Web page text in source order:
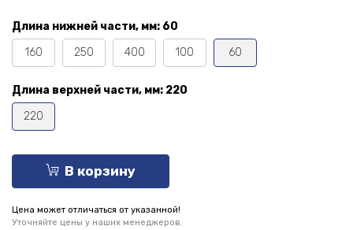
Длина нижней части, мм: 60
160
250 400 100 60
Длина верхней части, мм: 220
220
В корзину
Цена может отличаться от указанной!
Уточняйте цены у наших менеджеров.